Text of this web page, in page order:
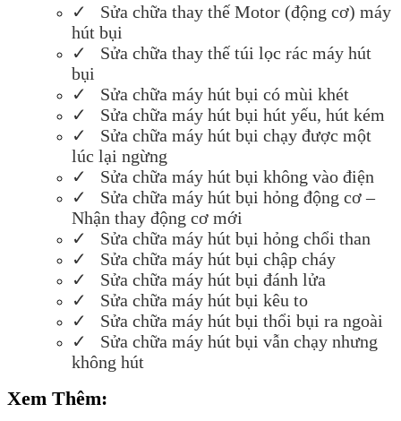
✓ Sửa chữa thay thế Motor (động cơ) máy
hút bụi
✓ Sửa chữa thay thế túi lọc rác máy hút
bụi
✓ Sửa chữa máy hút bụi có mùi khét
✓ Sửa chữa máy hút bụi hút yếu, hút kém
✓ Sửa chữa máy hút bụi chạy được một
lúc lại ngừng
✓ Sửa chữa máy hút bụi không vào điện
✓ Sửa chữa máy hút bụi hỏng động cơ–
Nhận thay động cơ mới
✓ Sửa chữa máy hút bụi hỏng chổi than
✓ Sửa chữa máy hút bụi chập cháy
✓ Sửa chữa máy hút bụi đánh lửa
✓ Sửa chữa máy hút bụi kêu to
✓ Sửa chữa máy hút bụi thổi bụi ra ngoài
✓ Sửa chữa máy hút bụi vẫn chạy nhưng
không hút
Xem Thêm: